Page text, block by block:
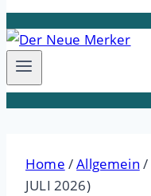
Home /Allgemein /
JULI 2026)